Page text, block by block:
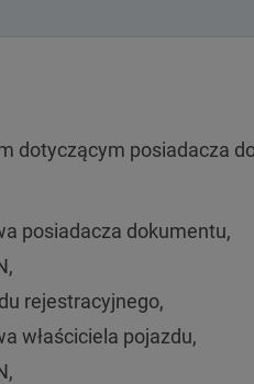
dotyczącym posiadacza
posiadacza dokumentu,
rejestracyjnego,
właściciela pojazdu,